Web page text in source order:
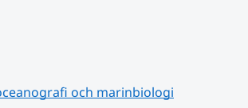
och marinbiologi